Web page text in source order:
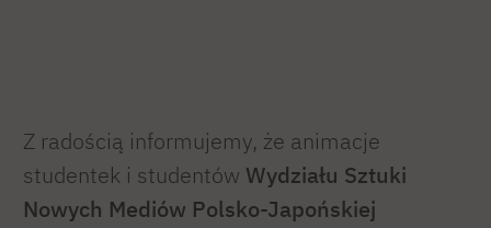
Z radością informujemy, że animacje
studentek i studentów Wydziału Sztuki
Nowych Mediów Polsko-Japońskiej